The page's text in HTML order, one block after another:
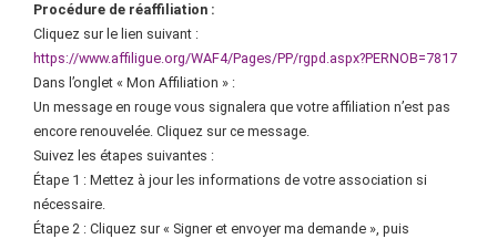
Procédure de réaffiliation :
Cliquez sur le lien suivant :
https://www.affiligue.org/WAF4/Pages/PP/rgpd.aspx?PERNOB=7817
Dans l’onglet « Mon Affiliation » :
Un message en rouge vous signalera que votre affiliation n’est pas
encore renouvelée. Cliquez sur ce message.
Suivez les étapes suivantes :
Étape 1 : Mettez à jour les informations de votre association si
nécessaire.
Étape 2 : Cliquez sur « Signer et envoyer ma demande », puis